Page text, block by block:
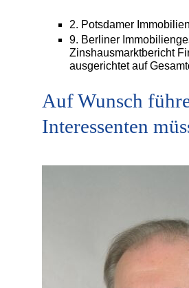
2. Potsdamer
9. Berliner
Zinshausmarktbericht
ausgerichtet auf
Auf Wunsch
Interessenten